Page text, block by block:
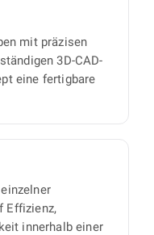
mit präzisen
3D-CAD-
eine fertigbare
Effizienz,
innerhalb einer